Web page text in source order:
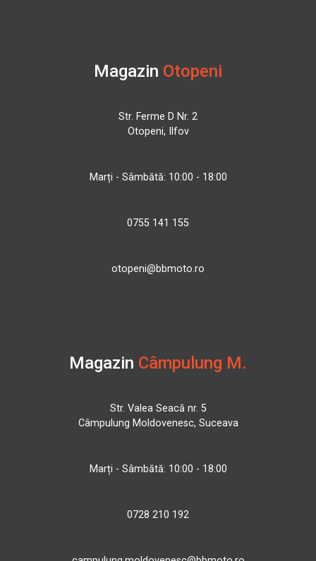
Magazin Otopeni
Str. Ferme D Nr. 2
Otopeni, Ilfov
Marți - Sâmbătă: 10:00 - 18:00
0755 141 155
otopeni@bbmoto.ro
Magazin Câmpulung M.
Str. Valea Seacă nr. 5
Câmpulung Moldovenesc, Suceava
Marți - Sâmbătă: 10:00 - 18:00
0728 210 192